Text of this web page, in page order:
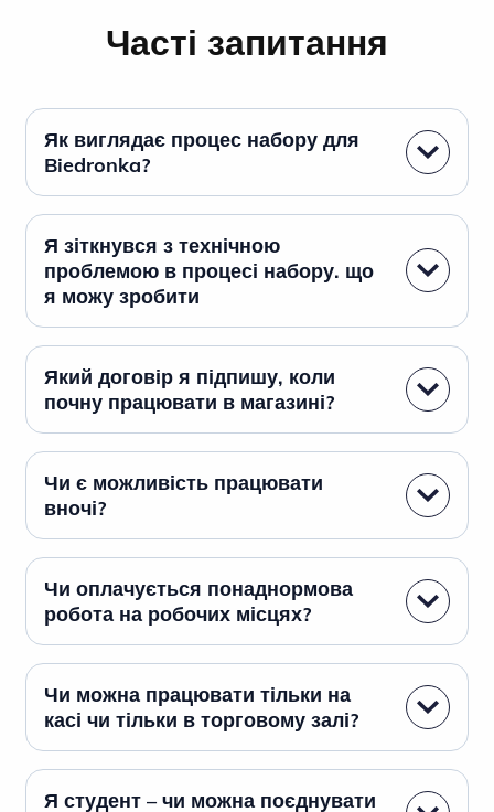
Часті запитання
Як виглядає процес набору для
Biedronka?
Я зіткнувся з технічною
проблемою в процесі набору. що
я можу зробити
Який договір я підпишу, коли
почну працювати в магазині?
Чи є можливість працювати
вночі?
Чи оплачується понаднормова
робота на робочих місцях?
Чи можна працювати тільки на
касі чи тільки в торговому залі?
Я студент – чи можна поєднувати